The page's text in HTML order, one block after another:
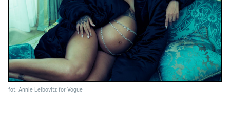
fot. Annie Leibovitz for Vogue